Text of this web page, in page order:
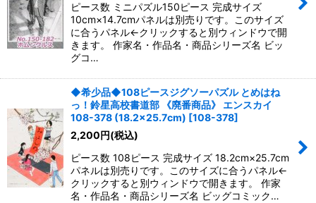
ピース数 ミニパズル150ピース 完成サイズ
10cm×14.7cmパネルは別売りです。このサイズ
に合うパネル←クリックすると別ウィンドウで開
きます。 作家名・作品名・商品シリーズ名 ビッ
グコ…
◆希少品◆108ピースジグソーパズル とめはね
っ！鈴星高校書道部 《廃番商品》 エンスカイ
108-378 (18.2×25.7cm) [108-378]
2,200円(税込)
ピース数 108ピース 完成サイズ 18.2cm×25.7cm
パネルは別売りです。このサイズに合うパネル←
クリックすると別ウィンドウで開きます。 作家
名・作品名・商品シリーズ名 ビッグコミック…